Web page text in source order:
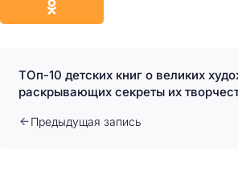
ТОп-10 детских книг о великих
раскрывающих секреты их
Предыдущая запись